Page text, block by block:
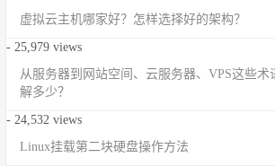
虚拟云主机哪家好？怎样选择好的架构？
- 25,979 views
从服务器到网站空间、云服务器、VPS这些术
解多少？
- 24,532 views
Linux挂载第二块硬盘操作方法